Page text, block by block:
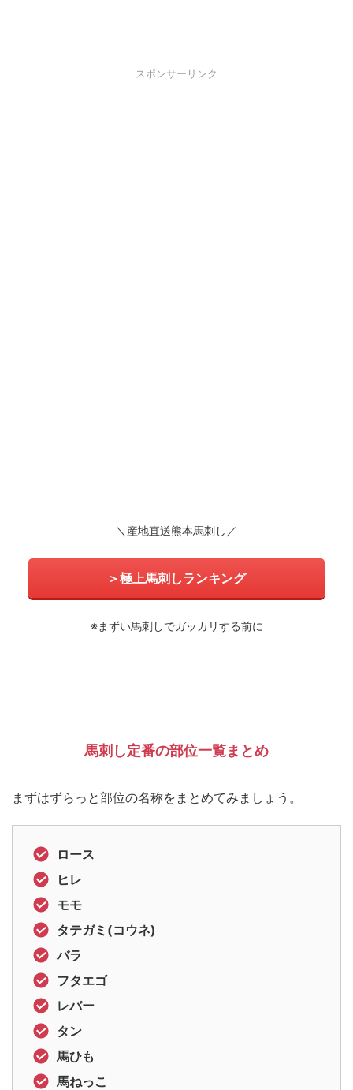
スポンサーリンク
＼産地直送熊本馬刺し／
＞極上馬刺しランキング
※まずい馬刺しでガッカリする前に
馬刺し定番の部位一覧まとめ
まずはずらっと部位の名称をまとめてみましょう。
ロース
ヒレ
モモ
タテガミ(コウネ)
バラ
フタエゴ
レバー
タン
馬ひも
馬ねっこ